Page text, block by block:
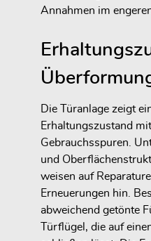
Annahmen im
Die Türanlage zeigt
Erhaltungszustand
Gebrauchsspuren.
und
weisen auf
Erneuerungen hin.
abweichend getönte
Türflügel, die auf